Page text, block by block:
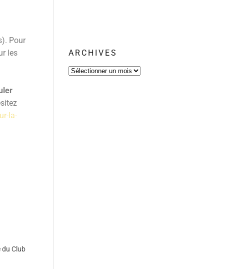
Pour
les
la-
du Club
ARCHIVES
Archives